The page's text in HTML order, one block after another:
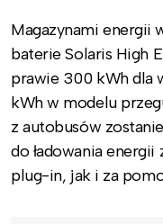
Magazynami energii
baterie Solaris High
prawie 300 kWh dla
kWh w modelu
z autobusów
do ładowania
plug-in, jak i za